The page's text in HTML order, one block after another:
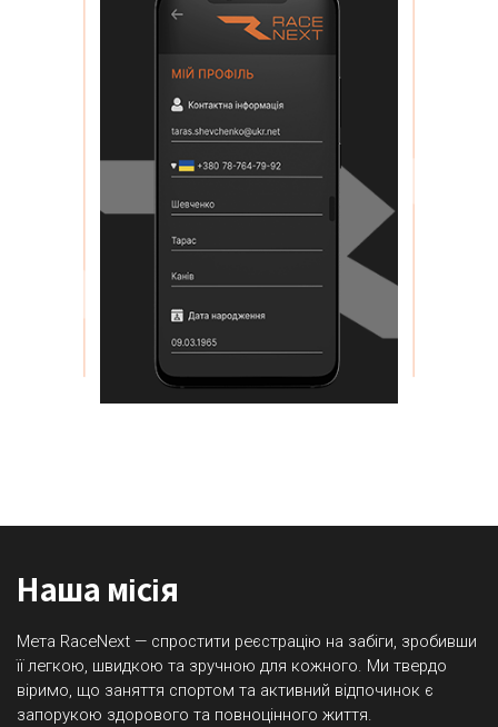
Наша місія
Мета RaceNext — спростити реєстрацію на забіги, зробивши
її легкою, швидкою та зручною для кожного. Ми твердо
віримо, що заняття спортом та активний відпочинок є
запорукою здорового та повноцінного життя.